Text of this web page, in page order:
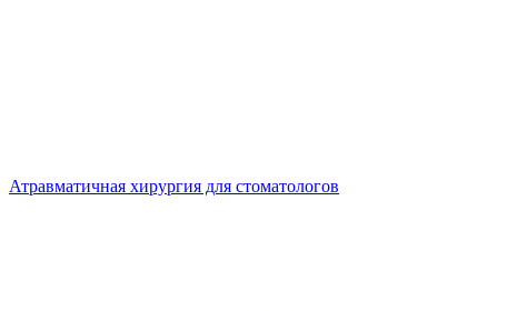
Атравматичная хирургия для стоматологов